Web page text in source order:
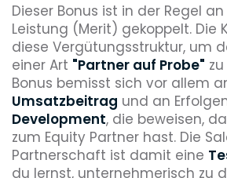
Dieser Bonus ist in der Regel
Leistung (Merit) gekoppelt. Die
diese Vergütungsstruktur, um
einer Art "Partner auf Probe"
Bonus bemisst sich vor allem
Umsatzbeitrag und an
Development, die beweisen,
zum Equity Partner hast. Die
Partnerschaft ist damit eine
du lernst, unternehmerisch zu